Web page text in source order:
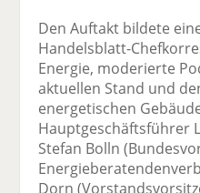
Den Auftakt bildete
Handelsblatt-
Energie, moderierte
aktuellen Stand und
energetischen
Hauptgeschäftsführer
Stefan Bolln
Dorn